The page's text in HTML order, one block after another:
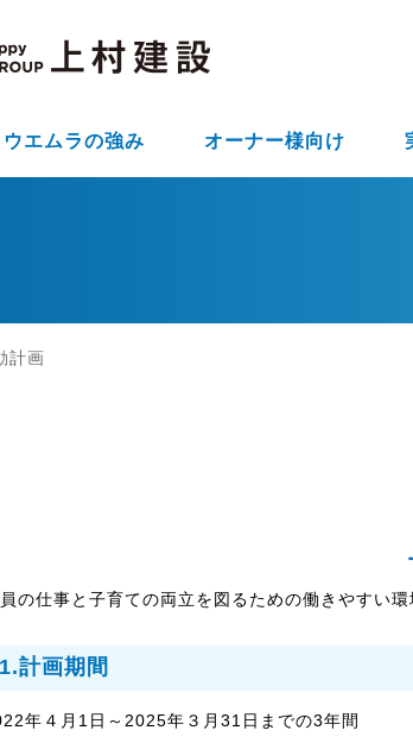
ウエムラの強み オーナー様向け
計画
の仕事と子育ての両立を図るための働きやすい
1.計画期間
年４月1日～2025年３月31日までの3年間